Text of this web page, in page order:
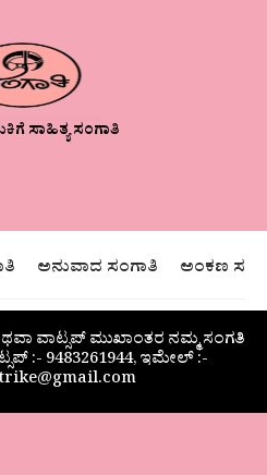
ಸಾಹಿತ್ಯ ಸಂಗಾತಿ
ಅನುವಾದ ಸಂಗಾತಿ ಅಂಕಣ
ವಾಟ್ಸಪ್ ಮುಖಾಂತರ ನಮ್ಮ ಸಂಗತಿ
:- 9483261944, ಇಮೇಲ್ :-